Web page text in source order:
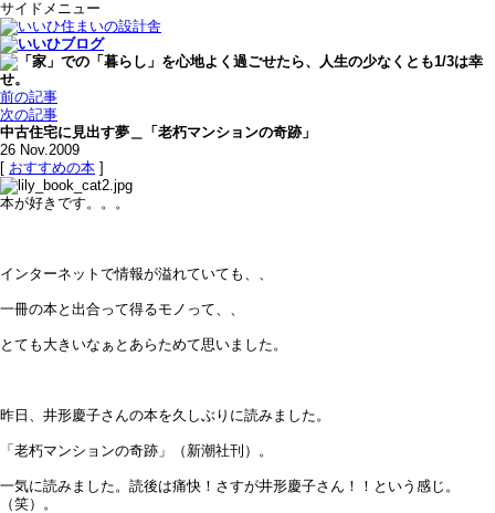
サイドメニュー
前の記事
次の記事
中古住宅に見出す夢＿「老朽マンションの奇跡」
26 Nov.2009
[ おすすめの本 ]
本が好きです。。。
インターネットで情報が溢れていても、、
一冊の本と出合って得るモノって、、
とても大きいなぁとあらためて思いました。
昨日、井形慶子さんの本を久しぶりに読みました。
「老朽マンションの奇跡」（新潮社刊）。
一気に読みました。読後は痛快！さすが井形慶子さん！！という感じ。
（笑）。